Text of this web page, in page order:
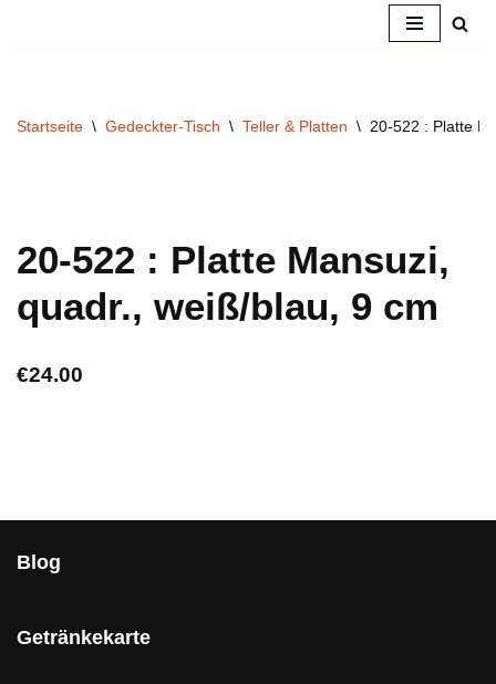
Startseite \ Gedeckter-Tisch \ Teller & Platten \ 20-522 : Platte
20-522 : Platte Mansuzi,
quadr., weiß/blau, 9 cm
€24.00
Blog
Getränkekarte